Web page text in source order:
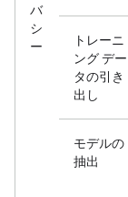
バ
シ
ー
トレーニ
ング デー
タの引き
出し
モデルの
抽出